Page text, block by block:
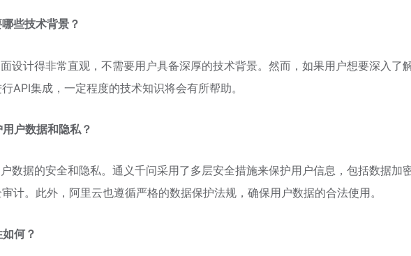
些技术背景？
设计得非常直观，不需要用户具备深厚的技术背景。然而，如果用户想要深入了
API集成，一定程度的技术知识将会有所帮助。
户数据和隐私？
数据的安全和隐私。通义千问采用了多层安全措施来保护用户信息，包括数据加密
计。此外，阿里云也遵循严格的数据保护法规，确保用户数据的合法使用。
何？